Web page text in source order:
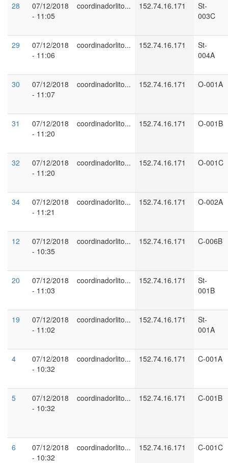
28
07/12/2018
- 11:05
coordinadorlito... 152.74.16.171
St-
003C
29
07/12/2018
- 11:06
coordinadorlito... 152.74.16.171
St-
004A
30
07/12/2018
- 11:07
coordinadorlito... 152.74.16.171 O-001A
31
07/12/2018
- 11:20
coordinadorlito... 152.74.16.171 O-001B
32
07/12/2018
- 11:20
coordinadorlito... 152.74.16.171 O-001C
34
07/12/2018
- 11:21
coordinadorlito... 152.74.16.171 O-002A
12
07/12/2018
- 10:35
coordinadorlito... 152.74.16.171 C-006B
20
07/12/2018
- 11:03
coordinadorlito... 152.74.16.171
St-
001B
19
07/12/2018
- 11:02
coordinadorlito... 152.74.16.171
St-
001A
4
07/12/2018
- 10:32
coordinadorlito... 152.74.16.171 C-001A
5
07/12/2018
- 10:32
coordinadorlito... 152.74.16.171 C-001B
6
07/12/2018
- 10:32
coordinadorlito... 152.74.16.171 C-001C